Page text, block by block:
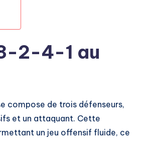
2-4-1 au
compose de trois défenseurs,
et un attaquant. Cette
un jeu offensif fluide, ce